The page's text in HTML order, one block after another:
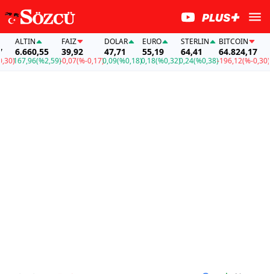
ALTIN
6.660,55
167,96(%2,59)
FAİZ
39,92
-0,07(%-0,17)
DOLAR
47,71
0,09(%0,18)
EURO
55,19
0,18(%0,32)
STERLIN
64,41
0,24(%0,38)
BITCOIN
64.824,17
-196,12(%-0,30)